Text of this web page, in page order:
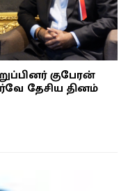
குபேரன்
தேசிய தினம்